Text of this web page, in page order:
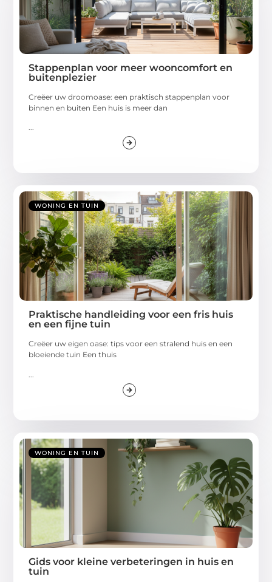
Stappenplan voor meer wooncomfort en
buitenplezier
Creëer uw droomoase: een praktisch stappenplan voor
binnen en buiten Een huis is meer dan
...
WONING EN TUIN
Praktische handleiding voor een fris huis
en een fijne tuin
Creëer uw eigen oase: tips voor een stralend huis en een
bloeiende tuin Een thuis
WONING EN TUIN
Gids voor kleine verbeteringen in huis en
tuin